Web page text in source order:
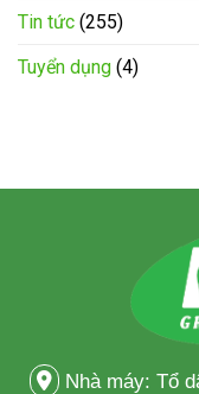
Tin tức (255)
Tuyển dụng (4)
Nhà máy: Tổ